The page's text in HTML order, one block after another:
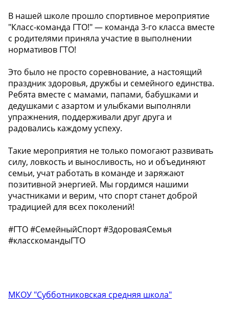
В нашей школе прошло спортивное мероприятие
"Класс-команда ГТО!" — команда 3-го класса вместе
с родителями приняла участие в выполнении
нормативов ГТО!
Это было не просто соревнование, а настоящий
праздник здоровья, дружбы и семейного единства.
Ребята вместе с мамами, папами, бабушками и
дедушками с азартом и улыбками выполняли
упражнения, поддерживали друг друга и
радовались каждому успеху.
Такие мероприятия не только помогают развивать
силу, ловкость и выносливость, но и объединяют
семьи, учат работать в команде и заряжают
позитивной энергией. Мы гордимся нашими
участниками и верим, что спорт станет доброй
традицией для всех поколений!
#ГТО #СемейныйСпорт #ЗдороваяСемья
#класскомандыГТО
МКОУ "Субботниковская средняя школа"